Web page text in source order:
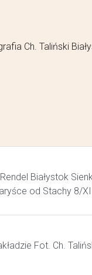
Ch. Taliński
Białystok
od Stachy 8/
Fot. Ch.